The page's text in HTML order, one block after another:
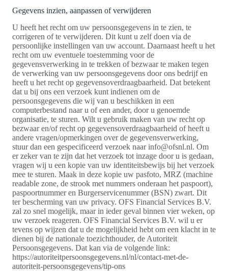
Gegevens inzien, aanpassen of verwijderen
U heeft het recht om uw persoonsgegevens in te zien, te
corrigeren of te verwijderen. Dit kunt u zelf doen via de
persoonlijke instellingen van uw account. Daarnaast heeft u het
recht om uw eventuele toestemming voor de
gegevensverwerking in te trekken of bezwaar te maken tegen
de verwerking van uw persoonsgegevens door ons bedrijf en
heeft u het recht op gegevensoverdraagbaarheid. Dat betekent
dat u bij ons een verzoek kunt indienen om de
persoonsgegevens die wij van u beschikken in een
computerbestand naar u of een ander, door u genoemde
organisatie, te sturen. Wilt u gebruik maken van uw recht op
bezwaar en/of recht op gegevensoverdraagbaarheid of heeft u
andere vragen/opmerkingen over de gegevensverwerking,
stuur dan een gespecificeerd verzoek naar info@ofsnl.nl. Om
er zeker van te zijn dat het verzoek tot inzage door u is gedaan,
vragen wij u een kopie van uw identiteitsbewijs bij het verzoek
mee te sturen. Maak in deze kopie uw pasfoto, MRZ (machine
readable zone, de strook met nummers onderaan het paspoort),
paspoortnummer en Burgerservicenummer (BSN) zwart. Dit
ter bescherming van uw privacy. OFS Financial Services B.V.
zal zo snel mogelijk, maar in ieder geval binnen vier weken, op
uw verzoek reageren. OFS Financial Services B.V. wil u er
tevens op wijzen dat u de mogelijkheid hebt om een klacht in te
dienen bij de nationale toezichthouder, de Autoriteit
Persoonsgegevens. Dat kan via de volgende link:
https://autoriteitpersoonsgegevens.nl/nl/contact-met-de-
autoriteit-persoonsgegevens/tip-ons